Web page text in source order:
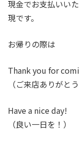
現金でお支払いい
現です。
お帰りの際は
Thank you for
（ご来店ありがと
Have a nice day!
（良い一日を！）